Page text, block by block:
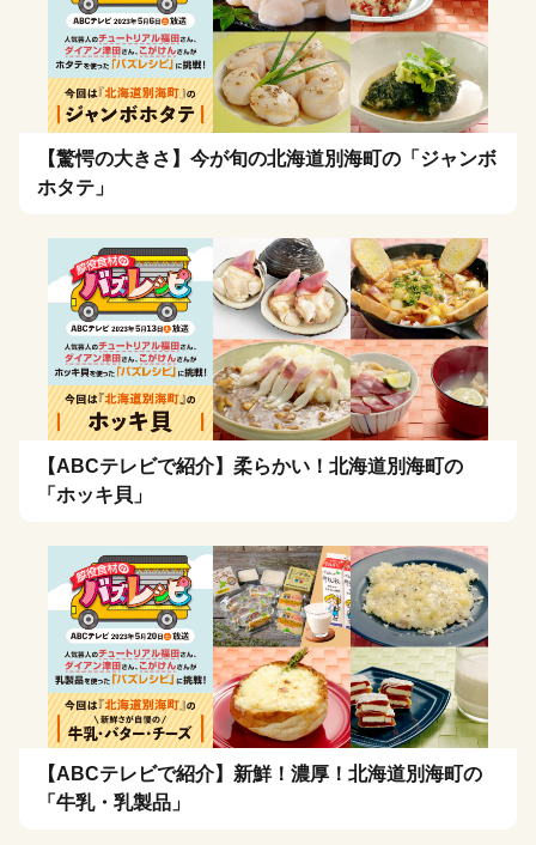
【驚愕の大きさ】今が旬の北海道別海町の「ジャンボ
ホタテ」
【ABCテレビで紹介】柔らかい！北海道別海町の
「ホッキ貝」
【ABCテレビで紹介】新鮮！濃厚！北海道別海町の
「牛乳・乳製品」